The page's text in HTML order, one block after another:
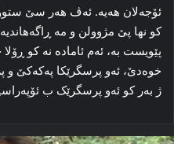
ئۆجەلان هەیە. ئه‌ڤ هه‌ر سێ
کو نها پێ مژوولن و مه‌
پێویست به‌، ئه‌م ئاماده‌ نه‌ کو
خوه‌دێ، ئه‌و پرسگرێکا پەکەکێ و
ژ به‌ر کو ئه‌و پرسگرێک ب